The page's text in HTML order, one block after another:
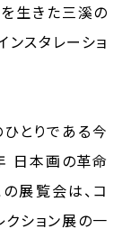
生きた三溪の
スタレーショ
とりである今
日本画の革命
展覧会は、コ
クション展の一